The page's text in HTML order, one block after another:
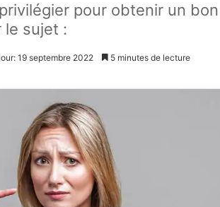
pour obtenir un
le sujet :
19 septembre 2022 5 minutes de lecture